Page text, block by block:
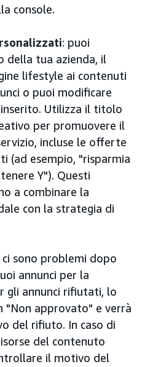
console.
: puoi
della tua azienda, il
lifestyle ai contenuti
o puoi modificare
Utilizza il titolo
per promuovere il
incluse le offerte
(ad esempio, "risparmia
Y"). Questi
a combinare la
con la strategia di
ci sono problemi dopo
annunci per la
gli annunci rifiutati, lo
"Non approvato" e verrà
del rifiuto. In caso di
del contenuto
il motivo del